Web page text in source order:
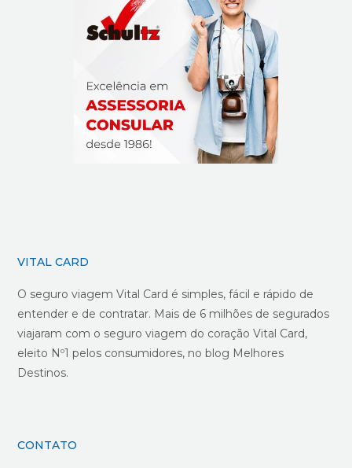
VITAL CARD
O seguro viagem Vital Card é simples, fácil e rápido de
entender e de contratar. Mais de 6 milhões de segurados
viajaram com o seguro viagem do coração Vital Card,
eleito Nº1 pelos consumidores, no blog Melhores
Destinos.
CONTATO